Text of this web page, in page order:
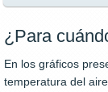
¿Para
En los gráficos
temperatura del